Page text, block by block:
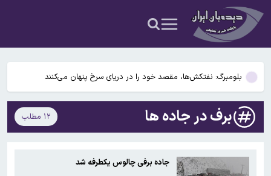
آنها را تهدید می کند
ارتباط افزایش دما و تضعیف سلامت روان کودکان
امام جمعه کرج: با کودتای برهنگی مواجه شده ایم
بلومبرگ: نفتکش‌ها، مقصد خود را در دریای سرخ پنهان می‌کنند
رضایی: توافق روی کاغذ برای سعودی‌ها امنیت نمی‌آورد
امام جمعه قم: همسایگان تا وقتی با دشمنان هستند غرش موشک های ما
ارتباط افزایش دما و تضعیف سلامت روان کودکان
برف در جاده ها ۱۲ مطلب
جاده برفی چالوس یکطرفه شد